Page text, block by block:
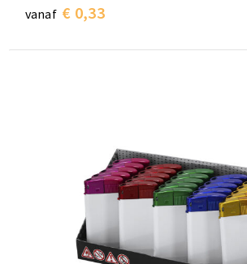
vanaf € 0,33